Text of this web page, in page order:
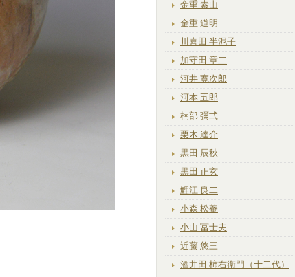
金重 素山
金重 道明
川喜田 半泥子
加守田 章二
河井 寛次郎
河本 五郎
楠部 彌弌
栗木 達介
黒田 辰秋
黒田 正玄
鯉江 良二
小森 松菴
小山 冨士夫
近藤 悠三
酒井田 柿右衛門（十二代）